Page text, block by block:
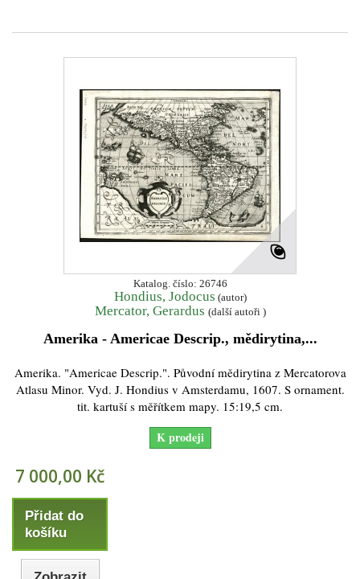
Katalog. číslo: 26746
Hondius, Jodocus (autor)
Mercator, Gerardus (další autoři )
Amerika - Americae Descrip., mědirytina,...
Amerika. "Americae Descrip.". Původní mědirytina z Mercatorova
Atlasu Minor. Vyd. J. Hondius v Amsterdamu, 1607. S ornament.
tit. kartuší s měřítkem mapy. 15:19,5 cm.
K prodeji
7 000,00 Kč
Přidat do
košíku